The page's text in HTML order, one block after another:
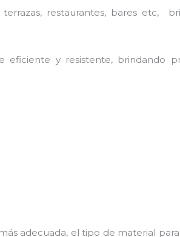
restaurantes, bares etc,
y resistente, brindando
adecuada, el tipo de material